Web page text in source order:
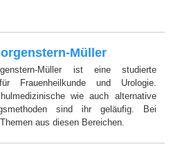
Müller
Müller ist eine studierte
Frauenheilkunde und Urologie.
wie auch alternative
sind ihr geläufig. Bei
aus diesen Bereichen.